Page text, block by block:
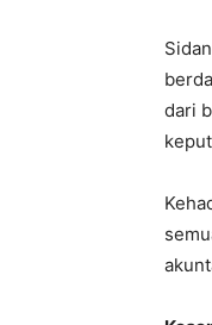
dari